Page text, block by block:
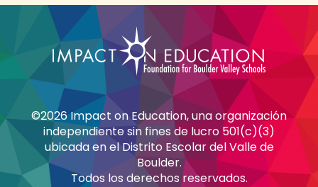
©2026 Impact on Education, una organización
independiente sin fines de lucro 501(c)(3)
ubicada en el Distrito Escolar del Valle de
Boulder.
Todos los derechos reservados.